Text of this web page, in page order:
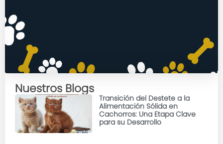
Nuestros Blogs
Transición del Destete a la
Alimentación Sólida en
Cachorros: Una Etapa Clave
para su Desarrollo